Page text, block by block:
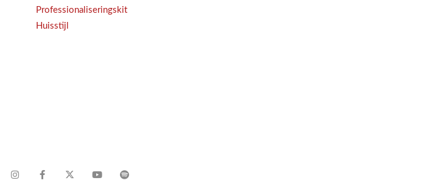
Professionaliseringskit
Huisstijl